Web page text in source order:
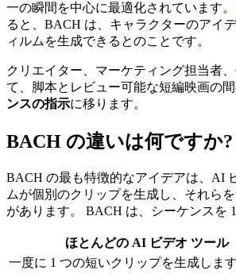
一の瞬間を中心に最適化されています。
ると、BACH は、キャラクターのアイ
ィルムを生成できるとのことです。
クリエイター、マーケティング担当者
て、脚本とレビュー可能な短編映画の
ンスの指示に移ります。
BACH の違いは何ですか?
BACH の最も特徴的なアイデアは、AI
ムが個別のクリップを生成し、それら
があります。 BACH は、シーケンスを
ほとんどの AI ビデオ ツール
一度に 1 つの短いクリップを生成します